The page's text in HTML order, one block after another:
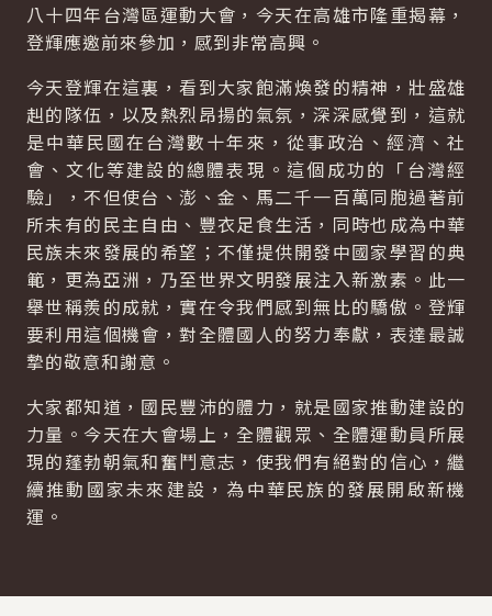
八十四年台灣區運動大會，今天在高雄市隆重揭幕，
登輝應邀前來參加，感到非常高興。
今天登輝在這裏，看到大家飽滿煥發的精神，壯盛雄
赳的隊伍，以及熱烈昂揚的氣氛，深深感覺到，這就
是中華民國在台灣數十年來，從事政治、經濟、社
會、文化等建設的總體表現。這個成功的「台灣經
驗」，不但使台、澎、金、馬二千一百萬同胞過著前
所未有的民主自由、豐衣足食生活，同時也成為中華
民族未來發展的希望；不僅提供開發中國家學習的典
範，更為亞洲，乃至世界文明發展注入新激素。此一
舉世稱羨的成就，實在令我們感到無比的驕傲。登輝
要利用這個機會，對全體國人的努力奉獻，表達最誠
摯的敬意和謝意。
大家都知道，國民豐沛的體力，就是國家推動建設的
力量。今天在大會場上，全體觀眾、全體運動員所展
現的蓬勃朝氣和奮鬥意志，使我們有絕對的信心，繼
續推動國家未來建設，為中華民族的發展開啟新機
運。